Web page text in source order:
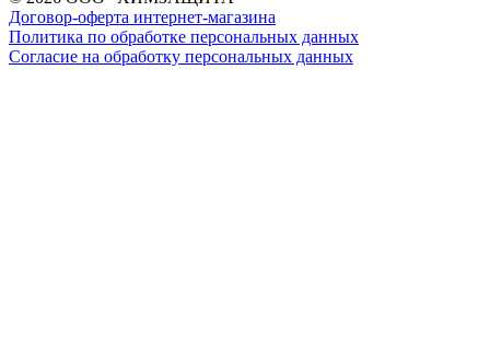
Договор-оферта интернет-магазина
Политика по обработке персональных данных
Согласие на обработку персональных данных